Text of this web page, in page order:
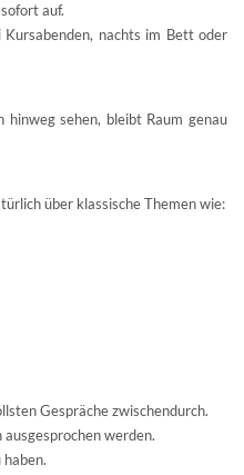
auf.
nachts im Bett oder
sehen, bleibt Raum genau
über klassische Themen wie:
Gespräche zwischendurch.
werden.